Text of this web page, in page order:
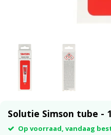
Solutie Simson tube -
Op voorraad, vandaag